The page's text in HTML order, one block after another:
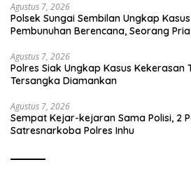
Agustus 7, 2026
Polsek Sungai Sembilan Ungkap
Pembunuhan Berencana, Seorang
Agustus 7, 2026
Polres Siak Ungkap Kasus Kekerasan
Tersangka Diamankan
Agustus 7, 2026
Sempat Kejar-kejaran Sama Polisi, 2
Satresnarkoba Polres Inhu